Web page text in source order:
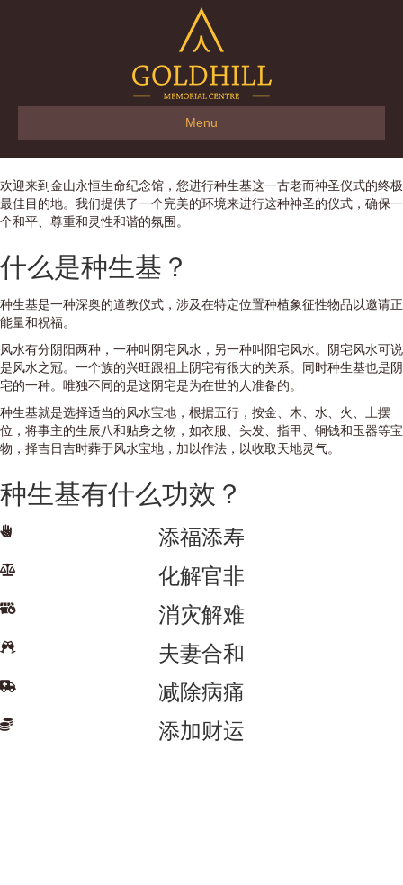
Menu
欢迎来到金山永恒生命纪念馆，您进行种生基这一古老而神圣仪式的终极
最佳目的地。我们提供了一个完美的环境来进行这种神圣的仪式，确保一
个和平、尊重和灵性和谐的氛围。
什么是种生基？
种生基是一种深奥的道教仪式，涉及在特定位置种植象征性物品以邀请正
能量和祝福。
风水有分阴阳两种，一种叫阴宅风水，另一种叫阳宅风水。阴宅风水可说
是风水之冠。一个族的兴旺跟祖上阴宅有很大的关系。同时种生基也是阴
宅的一种。唯独不同的是这阴宅是为在世的人准备的。
种生基就是选择适当的风水宝地，根据五行，按金、木、水、火、土摆
位，将事主的生辰八和贴身之物，如衣服、头发、指甲、铜钱和玉器等宝
物，择吉日吉时葬于风水宝地，加以作法，以收取天地灵气。
种生基有什么功效？
添福添寿
化解官非
消灾解难
夫妻合和
减除病痛
添加财运